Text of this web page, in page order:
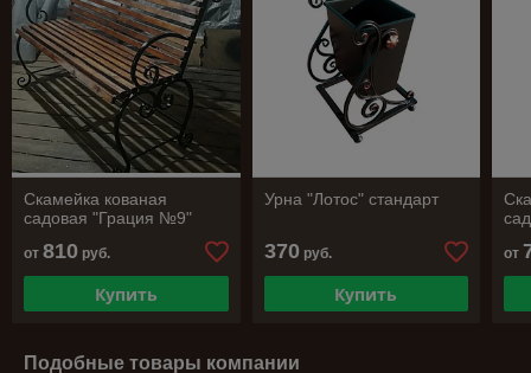
Скамейка кованая
садовая "Грация №9"
от 810 руб.
Купить
Урна "Лотос" стандарт
370руб.
Купить
от
Подобные товары компании